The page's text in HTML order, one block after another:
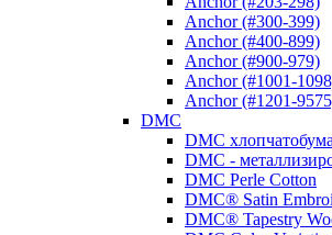
Anchor (#300-399)
Anchor (#400-899)
Anchor (#900-979)
Anchor (#1001-
Anchor (#1201-
DMC
DMC
DMC -
DMC Perle Cotton
DMC® Satin
DMC® Tapestry